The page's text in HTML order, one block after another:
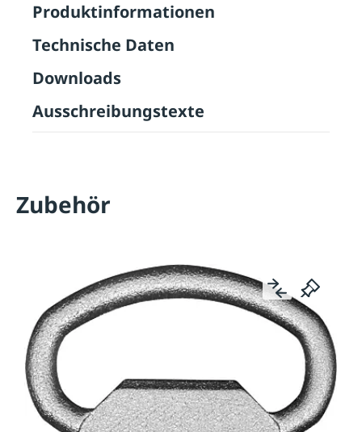
Produktinformationen
Technische Daten
Downloads
Ausschreibungstexte
Zubehör